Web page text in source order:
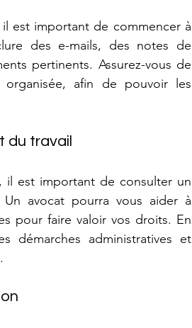
est important de commencer à
des e-mails, des notes de
pertinents. Assurez-vous de
afin de pouvoir les
du travail
avocat pourra vous aider à
pour faire valoir vos droits. En
démarches administratives et